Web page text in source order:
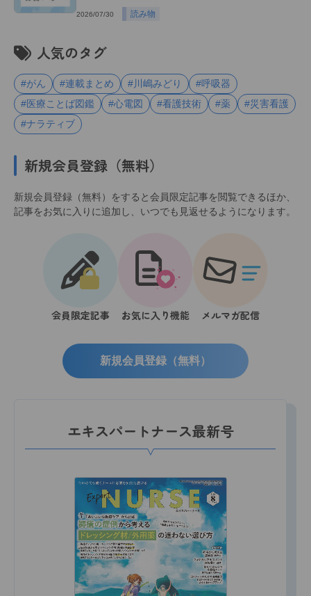
2026/07/30 読み物
人気のタグ
#がん #連載まとめ #川嶋みどり
#呼吸器
#医療ことば図鑑
#心電図 #看護技術 #薬
#災害看護
#ナラティブ
新規会員登録（無料）
新規会員登録（無料）をすると会員限定記事を閲覧できるほか、
記事をお気に入りに追加し、いつでも見返せるようになります。
会員限定記事 お気に入り機能 メルマガ配信
新規会員登録（無料）
エキスパートナース最新号